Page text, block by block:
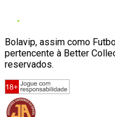
Bolavip, assim como
pertencente à Better
reservados.